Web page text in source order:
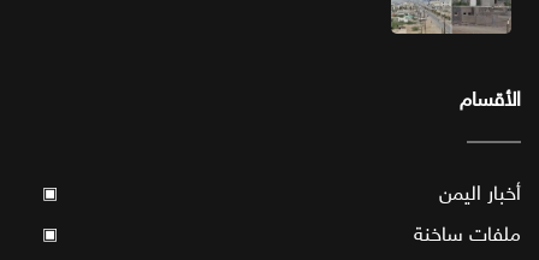
الأقسام
أخبار اليمن ▣
ملفات ساخنة ▣